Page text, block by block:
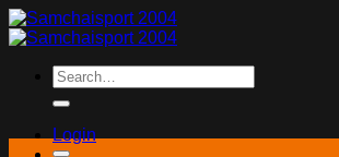
Skip
to
Search
for:
Login